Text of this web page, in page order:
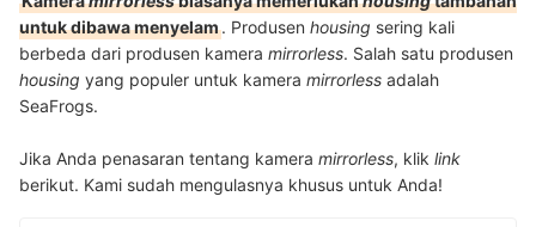
untuk dibawa menyelam. Produsen housing sering kali
berbeda dari produsen kamera mirrorless. Salah satu produsen
housing yang populer untuk kamera mirrorless adalah
SeaFrogs.
Jika Anda penasaran tentang kamera mirrorless, klik link
berikut. Kami sudah mengulasnya khusus untuk Anda!